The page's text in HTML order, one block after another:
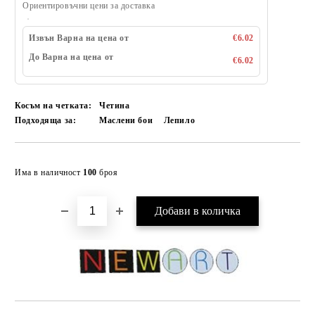
Ориентировъчни цени за доставка
Извън Варна на цена от
€6.02
До Варна на цена от
€6.02
Косъм на четката:
Четина
Подходяща за:
Маслени бои Лепило
Има в наличност 100 броя